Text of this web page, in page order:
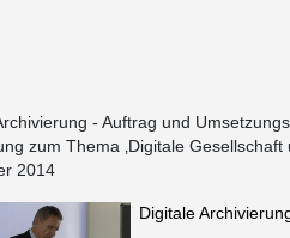
- Auftrag und
zum Thema ‚Digitale Gesellschaft
2014
Digitale